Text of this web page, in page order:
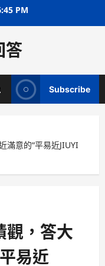
PM
答
Subscribe
滿意的“平易近JIUYI
觀，答大
易近